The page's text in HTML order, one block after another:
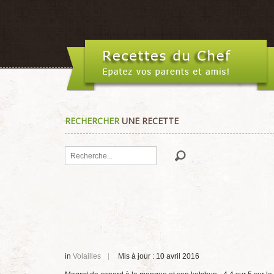
RECHERCHERUNE RECETTE
Rechercher
in Volailles Mis à jour : 10 avril 2016